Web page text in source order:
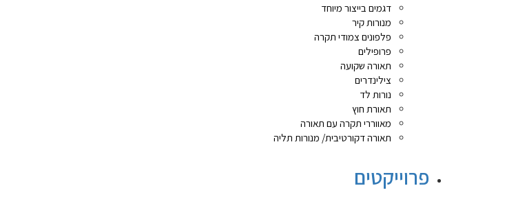
דגמים בייצור מיוחד
מנורות קיר
פלפונים צמודי תקרה
פרופילים
תאורה שקועה
צילינדרים
נורות לד
תאורת חוץ
מאווררי תקרה עם תאורה
תאורה דקורטיבית/ מנורות תליה
פרוייקטים